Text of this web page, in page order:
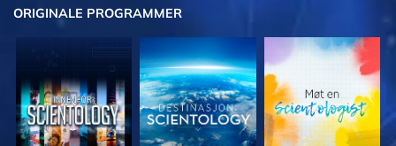
ORIGINALE PROGRAMMER